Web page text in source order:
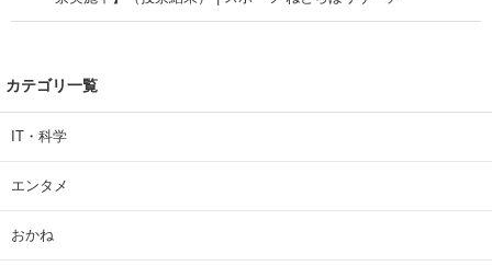
カテゴリ一覧
IT・科学
エンタメ
おかね